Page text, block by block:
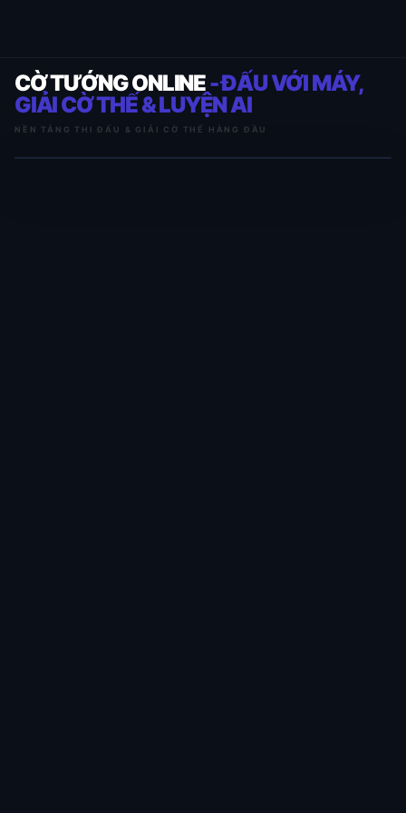
CỜ TƯỚNG ONLINE- ĐẤU VỚI MÁY,
GIẢI CỜ THẾ & LUYỆN AI
NỀN TẢNG THI ĐẤU & GIẢI CỜ THẾ HÀNG ĐẦU